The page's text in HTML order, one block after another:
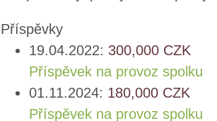
Příspěvky
19.04.2022: 300,000 CZK
Příspěvek na provoz spolku
01.11.2024: 180,000 CZK
Příspěvek na provoz spolku